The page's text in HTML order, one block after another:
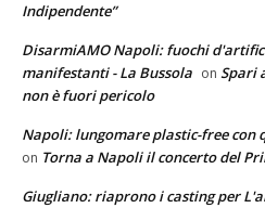
Indipendente”
DisarmiAMO Napoli: fuochi
manifestanti - La Bussola on Spari
non è fuori pericolo
Napoli: lungomare plastic-free con
on Torna a Napoli il concerto del
Giugliano: riaprono i casting per